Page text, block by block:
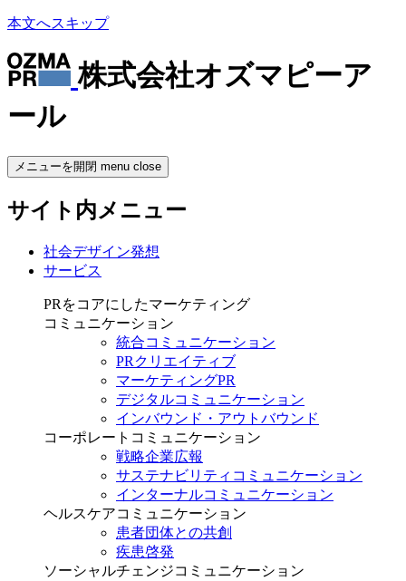
本文へスキップ
株式会社オズマピーア
ール
メニューを開閉 menu close
サイト内メニュー
社会デザイン発想
サービス
PRをコアにしたマーケティング
コミュニケーション
統合コミュニケーション
PRクリエイティブ
マーケティングPR
デジタルコミュニケーション
インバウンド・アウトバウンド
コーポレートコミュニケーション
戦略企業広報
サステナビリティコミュニケーション
インターナルコミュニケーション
ヘルスケアコミュニケーション
患者団体との共創
疾患啓発
ソーシャルチェンジコミュニケーション